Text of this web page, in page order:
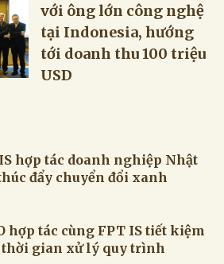
với ông lớn công nghệ
tại Indonesia, hướng
tới doanh thu 100 triệu
thời gian xử lý quy trình